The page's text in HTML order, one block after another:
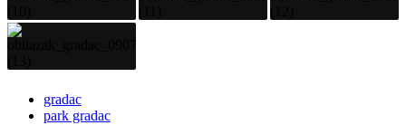
gradac
park gradac